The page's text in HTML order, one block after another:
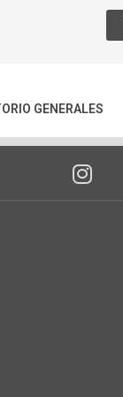
GENERALES